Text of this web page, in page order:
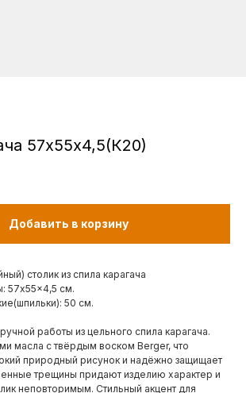
57х55х4,5(К20)
Добавить в корзину
столик из спила карагача
57x55x4,5 см.
50 см.
работы из цельного спила карагача.
масла с твёрдым воском Berger, что
природный рисунок и надёжно защищает
трещины придают изделию характер и
неповторимым. Стильный акцент для